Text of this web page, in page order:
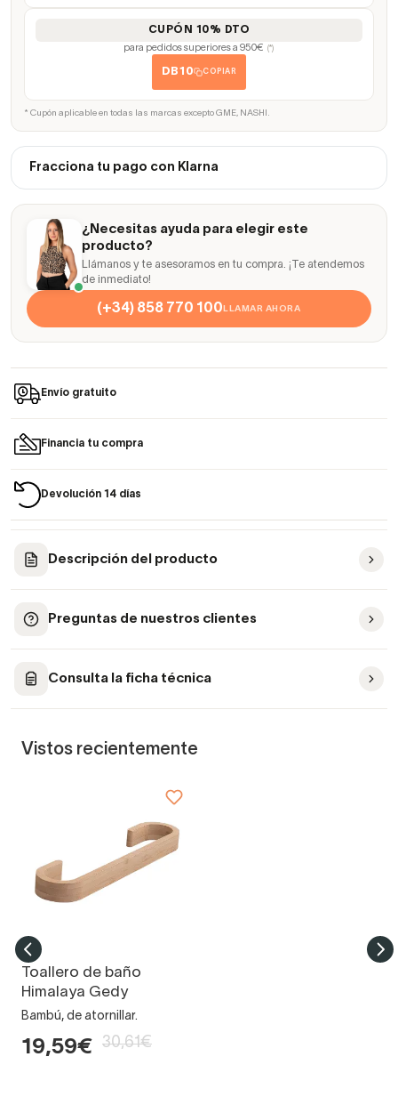
CUPÓN 10% DTO
para pedidos superiores a 950€ (*)
DB10 COPIAR
* Cupón aplicable en todas las marcas excepto GME, NASHI.
Fracciona tu pago con Klarna
¿Necesitas ayuda para elegir este
producto?
Llámanos y te asesoramos en tu compra. ¡Te atendemos
de inmediato!
(+34) 858 770 100LLAMAR AHORA
Envío gratuito
Financia tu compra
Devolución 14 días
Descripción del producto
Preguntas de nuestros clientes
Consulta la ficha técnica
Vistos recientemente
Toallero de baño
Himalaya Gedy
Bambú, de atornillar.
19,59€ 30,61€